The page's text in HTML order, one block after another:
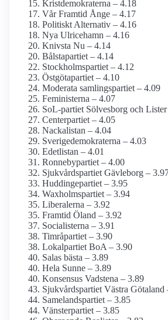
Kristdemokraterna – 4.18
Vår Framtid Ånge – 4.17
Politiskt Alternativ – 4.16
Nya Ulricehamn – 4.16
Knivsta Nu – 4.14
Bålstapartiet – 4.14
Stockholmspartiet – 4.12
Östgötapartiet – 4.10
Moderata samlingspartiet – 4.09
Feministerna – 4.07
SoL-partiet Sölvesborg och
Centerpartiet – 4.05
Nackalistan – 4.04
Sverige­demokraterna – 4.03
Edetlistan – 4.01
Ronnebypartiet – 4.00
Sjukvårds­partiet Gävleborg –
Huddingepartiet – 3.95
Waxholmspartiet – 3.94
Liberalerna – 3.92
Framtid Öland – 3.92
Socialisterna – 3.91
Timråpartiet – 3.90
Lokalpartiet BoA – 3.90
Salas bästa – 3.89
Hela Sunne – 3.89
Konsensus Vadstena – 3.89
Sjukvårdspartiet Västra Götaland
Samelandspartiet – 3.85
Vänsterpartiet – 3.85